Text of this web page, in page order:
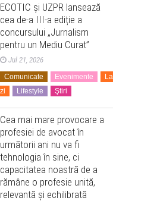
ECOTIC și UZPR lansează
cea de-a III-a ediție a
concursului „Jurnalism
pentru un Mediu Curat”
Jul 21, 2026
Comunicate Evenimente
La
zi
Lifestyle Ştiri
Cea mai mare provocare a
profesiei de avocat în
următorii ani nu va fi
tehnologia în sine, ci
capacitatea noastră de a
rămâne o profesie unită,
relevantă și echilibrată